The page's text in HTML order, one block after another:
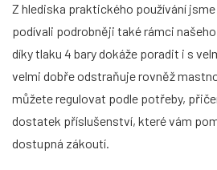
Z hlediska praktického používání
podívali podrobněji také rámci
díky tlaku 4 bary dokáže poradit i s
velmi dobře odstraňuje rovněž
můžete regulovat podle potřeby,
dostatek příslušenství, které vám
dostupná zákoutí.